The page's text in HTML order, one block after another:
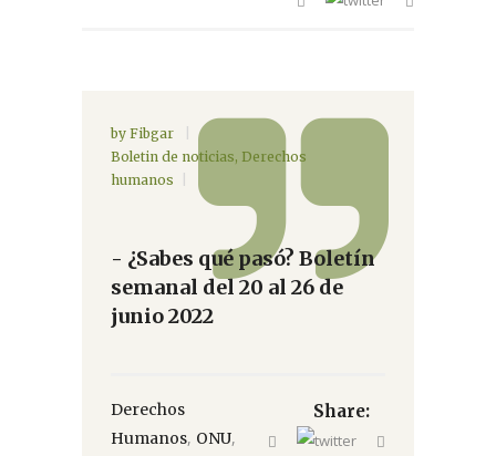
by Fibgar
Boletin de noticias, Derechos
humanos
- ¿Sabes qué pasó? Boletín
semanal del 20 al 26 de
junio 2022
Derechos
Humanos, ONU,
Share: